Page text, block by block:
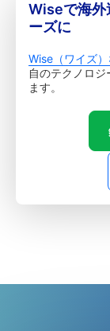
Wiseで海外
ーズに
Wise（ワイズ
自のテクノロ
ます。